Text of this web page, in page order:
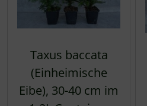
Taxus baccata
(Einheimische
Eibe), 30-40 cm im